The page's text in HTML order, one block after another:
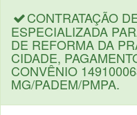
CONTRATAÇÃO
ESPECIALIZADA
DE REFORMA DA
CIDADE,
CONVÊNIO
MG/PADEM/PMPA.